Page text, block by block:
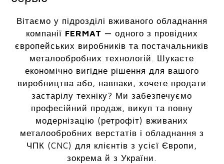
Вітаємо у підрозділі вживаного обладнання
компанії FERMAT — одного з провідних
європейських виробників та постачальників
металообробних технологій. Шукаєте
економічно вигідне рішення для вашого
виробництва або, навпаки, хочете продати
застарілу техніку? Ми забезпечуємо
професійний продаж, викуп та повну
модернізацію (ретрофіт) вживаних
металообробних верстатів і обладнання з
ЧПК (CNC) для клієнтів з усієї Європи,
зокрема й з України.